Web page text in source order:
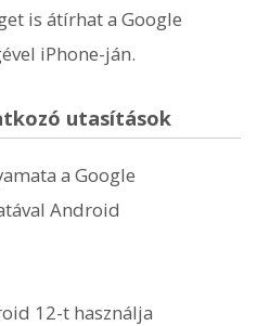
is átírhat a Google
iPhone-ján.
utasítások
a Google
Android
12-t használja